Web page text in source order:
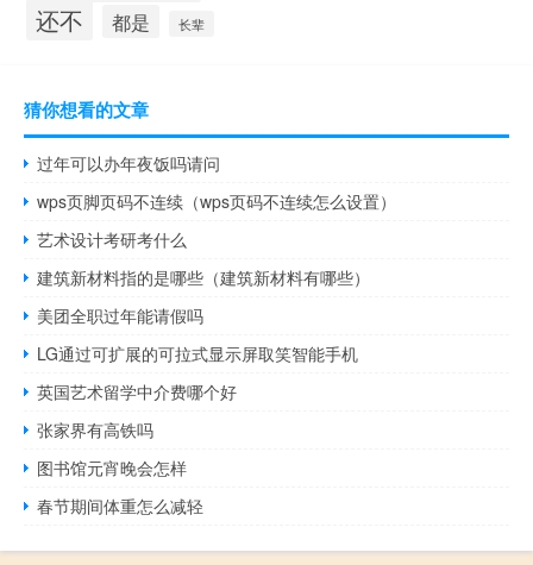
还不 都是 长辈
猜你想看的文章
过年可以办年夜饭吗请问
wps页脚页码不连续（wps页码不连续怎么设置）
艺术设计考研考什么
建筑新材料指的是哪些（建筑新材料有哪些）
美团全职过年能请假吗
LG通过可扩展的可拉式显示屏取笑智能手机
英国艺术留学中介费哪个好
张家界有高铁吗
图书馆元宵晚会怎样
春节期间体重怎么减轻